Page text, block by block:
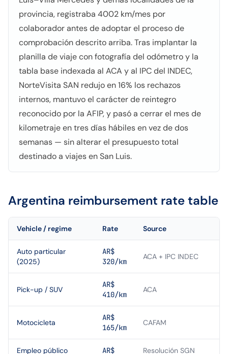
provincia, registraba 4002 km/mes por
colaborador antes de adoptar el proceso de
comprobación descrito arriba. Tras implantar la
planilla de viaje con fotografía del odómetro y la
tabla base indexada al ACA y al IPC del INDEC,
NorteVisita SAN redujo en 16% los rechazos
internos, mantuvo el carácter de reintegro
reconocido por la AFIP, y pasó a cerrar el mes de
kilometraje en tres días hábiles en vez de dos
semanas — sin alterar el presupuesto total
destinado a viajes en San Luis.
Argentina reimbursement rate table
Vehicle / regime Rate Source
Auto particular
(2025)
AR$
320/km
ACA + IPC INDEC
Pick-up / SUV
AR$
410/km
ACA
Motocicleta
AR$
165/km
CAFAM
Empleo público
AR$
Resolución SGN